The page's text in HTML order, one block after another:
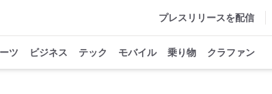
プレスリリースを配信
ツ ビジネス テック モバイル 乗り物 クラファン